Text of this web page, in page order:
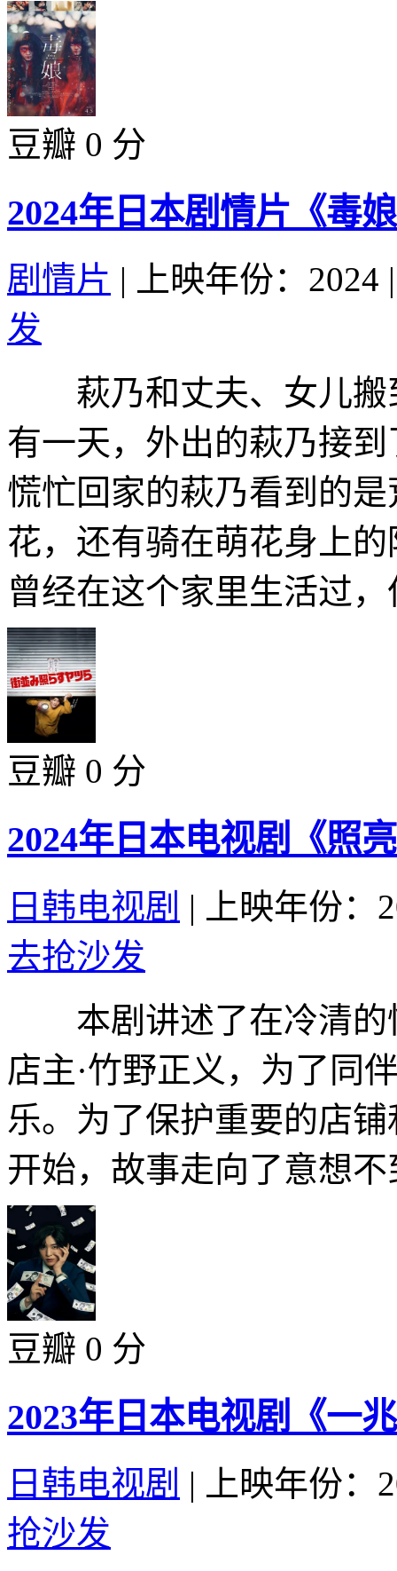
豆瓣 0 分
2024年日本剧情片《毒
剧情片 | 上映年份：2024 |
发
萩乃和丈夫、女儿搬
有一天，外出的萩乃接
慌忙回家的萩乃看到的
花，还有骑在萌花身上
曾经在这个家里生活过
豆瓣 0 分
2024年日本电视剧《照
日韩电视剧 |
上映年份：
去抢沙发
本剧讲述了在冷清的
店主·竹野正义，为了同
乐。为了保护重要的店
开始，故事走向了意想
豆瓣 0 分
2023年日本电视剧《一
日韩电视剧 |
上映年份：
抢沙发